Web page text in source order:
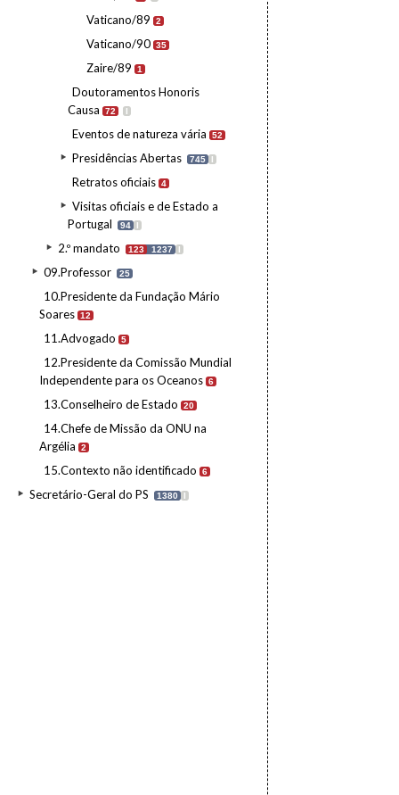
Vaticano/89 2
Vaticano/90 35
Zaire/89 1
Doutoramentos Honoris
Causa
72 I
Eventos de natureza vária 52
Presidências Abertas 745 I
Retratos oficiais 4
Visitas oficiais e de Estado a
Portugal
94 I
2.º mandato 123 1237 I
09.Professor 25
10.Presidente da Fundação Mário
Soares 12
11.Advogado 5
12.Presidente da Comissão Mundial
Independente para os Oceanos 6
13.Conselheiro de Estado 20
14.Chefe de Missão da ONU na
Argélia
2
15.Contexto não identificado 6
Secretário-Geral do PS 1380 I